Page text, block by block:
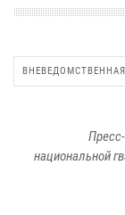
национальной